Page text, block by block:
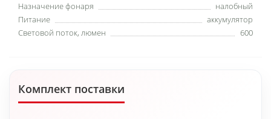
Назначение фонаря
налобный
Питание
аккумулятор
Световой поток, люмен
600
Комплект поставки